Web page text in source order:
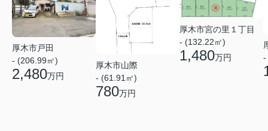
厚木市戸田
- (206.99㎡)
2,480万円
厚木市山際
- (61.91㎡)
780万円
厚木市宮の里１丁目
- (132.22㎡)
1,480万円
-